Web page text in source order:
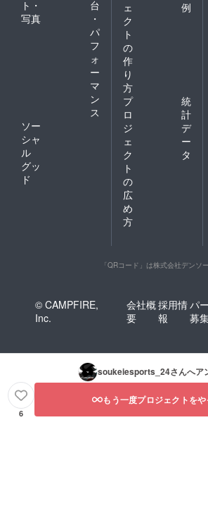
ト・
写真
台
・
パ
フ
ォ
ー
マ
ン
ス
ソー
シャ
ル
グッ
ド
ェ
ク
ト
の
作
り
方
例
プ
ロ
ジ
ェ
ク
ト
の
広
め
方
統
計
デ
ー
タ
「QRコード」は株式会社デンソ
© CAMPFIRE,
Inc.
会社概
要
採用情
報
パ
募
soukeiesports_24さんへア
6
もう一度プロジェクトを